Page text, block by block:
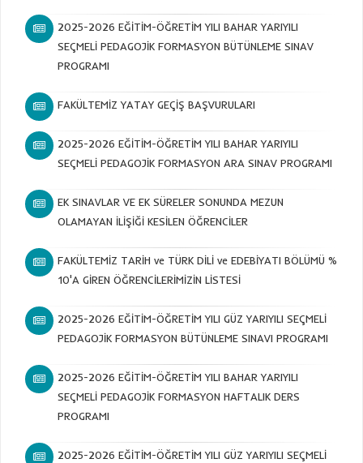
2025-2026 EĞİTİM-ÖĞRETİM YILI BAHAR YARIYILI
SEÇMELİ PEDAGOJİK FORMASYON BÜTÜNLEME SINAV
PROGRAMI
FAKÜLTEMİZ YATAY GEÇİŞ BAŞVURULARI
2025-2026 EĞİTİM-ÖĞRETİM YILI BAHAR YARIYILI
SEÇMELİ PEDAGOJİK FORMASYON ARA SINAV PROGRAMI
EK SINAVLAR VE EK SÜRELER SONUNDA MEZUN
OLAMAYAN İLİŞİĞİ KESİLEN ÖĞRENCİLER
FAKÜLTEMİZ TARİH ve TÜRK DİLİ ve EDEBİYATI BÖLÜMÜ %
10'A GİREN ÖĞRENCİLERİMİZİN LİSTESİ
2025-2026 EĞİTİM-ÖĞRETİM YILI GÜZ YARIYILI SEÇMELİ
PEDAGOJİK FORMASYON BÜTÜNLEME SINAVI PROGRAMI
2025-2026 EĞİTİM-ÖĞRETİM YILI BAHAR YARIYILI
SEÇMELİ PEDAGOJİK FORMASYON HAFTALIK DERS
PROGRAMI
2025-2026 EĞİTİM-ÖĞRETİM YILI GÜZ YARIYILI SEÇMELİ